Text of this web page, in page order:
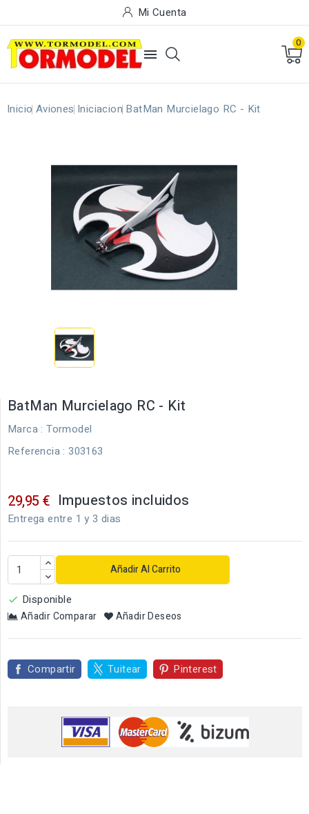
Mi Cuenta

0
Inicio Aviones Iniciacion BatMan Murcielago RC - Kit
BatMan Murcielago RC - Kit
Marca : Tormodel
Referencia : 303163
29,95 € Impuestos incluidos
Entrega entre 1 y 3 dias
Añadir Al Carrito
 Disponible
Añadir Comparar Añadir Deseos
Compartir Tuitear Pinterest